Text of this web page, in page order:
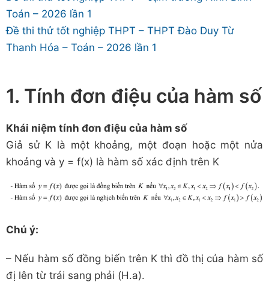
Toán – 2026 lần 1
Đề thi thử tốt nghiệp THPT – THPT Đào Duy Từ
Thanh Hóa – Toán – 2026 lần 1
1. Tính đơn điệu của hàm số
Khái niệm tính đơn điệu của hàm số
Giả sử K là một khoảng, một đoạn hoặc một nửa
khoảng và y = f(x) là hàm số xác định trên K
Chú ý:
– Nếu hàm số đồng biến trên K thì đồ thị của hàm số
đị lên từ trái sang phải (H.a).